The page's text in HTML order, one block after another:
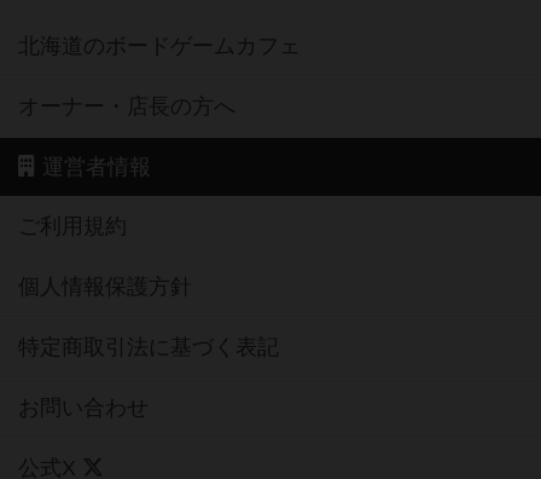
北海道のボードゲームカフェ
オーナー・店長の方へ
運営者情報
ご利用規約
個人情報保護方針
特定商取引法に基づく表記
お問い合わせ
公式X